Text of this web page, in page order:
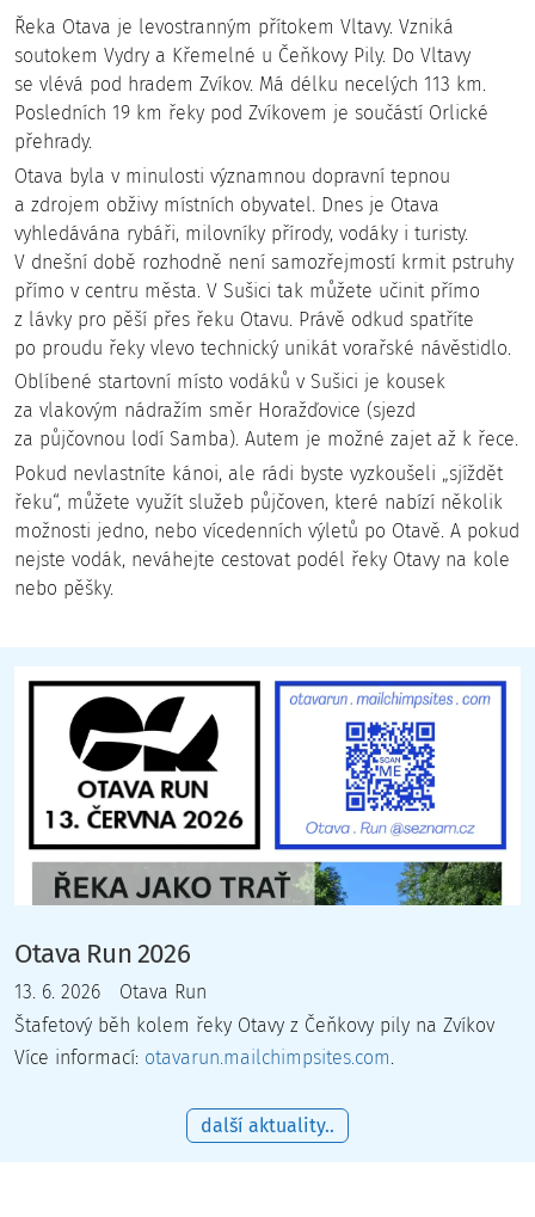
Zámek Chanovice
Městská elektrárna v Písku
Prácheňské muzeum v Písku
Památník bitvy u Sudoměře
Řeka Otava je levostranným přítokem Vltavy. Vzniká
soutokem Vydry a Křemelné u Čeňkovy Pily. Do Vltavy
se vlévá pod hradem Zvíkov. Má délku necelých 113 km.
Posledních 19 km řeky pod Zvíkovem je součástí Orlické
přehrady.
Otava byla v minulosti významnou dopravní tepnou
a zdrojem obživy místních obyvatel. Dnes je Otava
vyhledávána rybáři, milovníky přírody, vodáky i turisty.
V dnešní době rozhodně není samozřejmostí krmit pstruhy
přímo v centru města. V Sušici tak můžete učinit přímo
z lávky pro pěší přes řeku Otavu. Právě odkud spatříte
po proudu řeky vlevo technický unikát vorařské návěstidlo.
Oblíbené startovní místo vodáků v Sušici je kousek
za vlakovým nádražím směr Horažďovice (sjezd
za půjčovnou lodí Samba). Autem je možné zajet až k řece.
Pokud nevlastníte kánoi, ale rádi byste vyzkoušeli „sjíždět
řeku“, můžete využít služeb půjčoven, které nabízí několik
možnosti jedno, nebo vícedenních výletů po Otavě. A pokud
nejste vodák, neváhejte cestovat podél řeky Otavy na kole
nebo pěšky.
Otava Run 2026
13. 6. 2026 Otava Run
Štafetový běh kolem řeky Otavy z Čeňkovy pily na Zvíkov
Více informací: otavarun.mailchimpsites.com.
další aktuality..